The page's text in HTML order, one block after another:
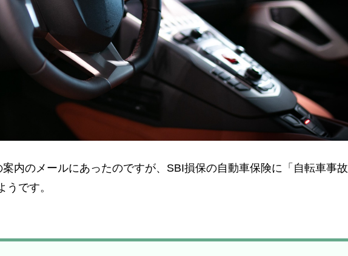
内のメールにあったのですが、SBI損保の自動車保険に「自転車事故
です。